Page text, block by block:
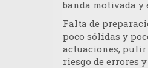
banda motivada y
Falta de
poco sólidas y
actuaciones, pulir
riesgo de errores